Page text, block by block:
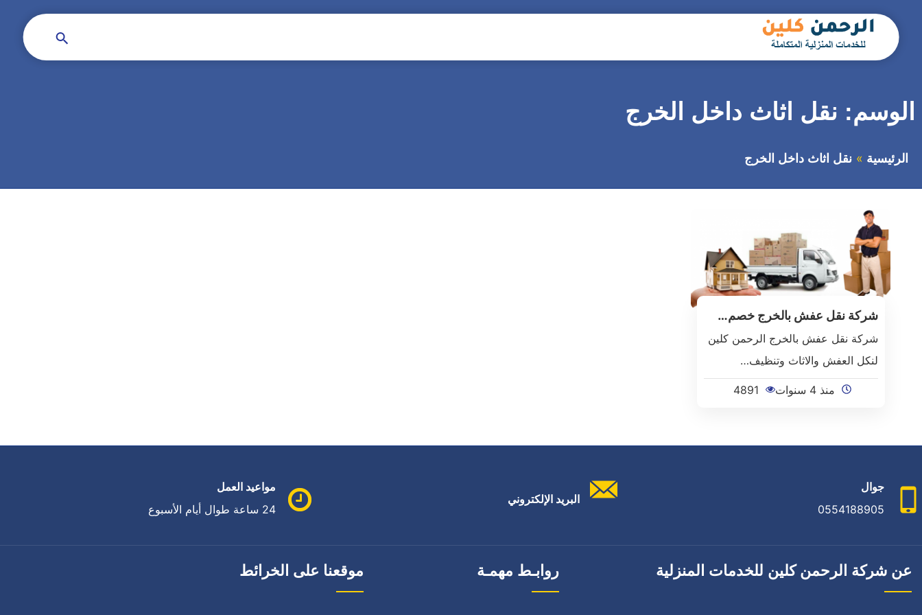
المحتوى
الوسم: نقل اثاث داخل الخرج
الرئيسية نقل اثاث داخل الخرج
شركة نقل عفش بالخرج خصم…
شركة نقل عفش بالخرج الرحمن كلين
لنكل العفش والاثاث وتنظيف…
منذ 4 سنوات 4891
جوال
0554188905
البريد الإلكتروني
مواعيد العمل
24 ساعة طوال أيام الأسبوع
عن شركة الرحمن كلين للخدمات المنزلية روابـط مهمـة موقعنا على الخرائط